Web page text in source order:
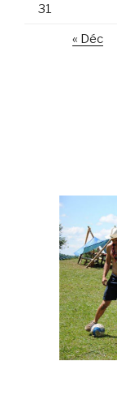
31
« Déc